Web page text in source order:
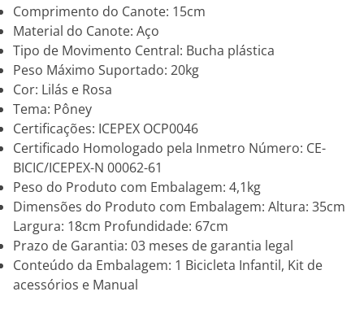
Comprimento do Canote: 15cm
Material do Canote: Aço
Tipo de Movimento Central: Bucha plástica
Peso Máximo Suportado: 20kg
Cor: Lilás e Rosa
Tema: Pôney
Certificações: ICEPEX OCP0046
Certificado Homologado pela Inmetro Número: CE-
BICIC/ICEPEX-N 00062-61
Peso do Produto com Embalagem: 4,1kg
Dimensões do Produto com Embalagem: Altura: 35cm
Largura: 18cm Profundidade: 67cm
Prazo de Garantia: 03 meses de garantia legal
Conteúdo da Embalagem: 1 Bicicleta Infantil, Kit de
acessórios e Manual